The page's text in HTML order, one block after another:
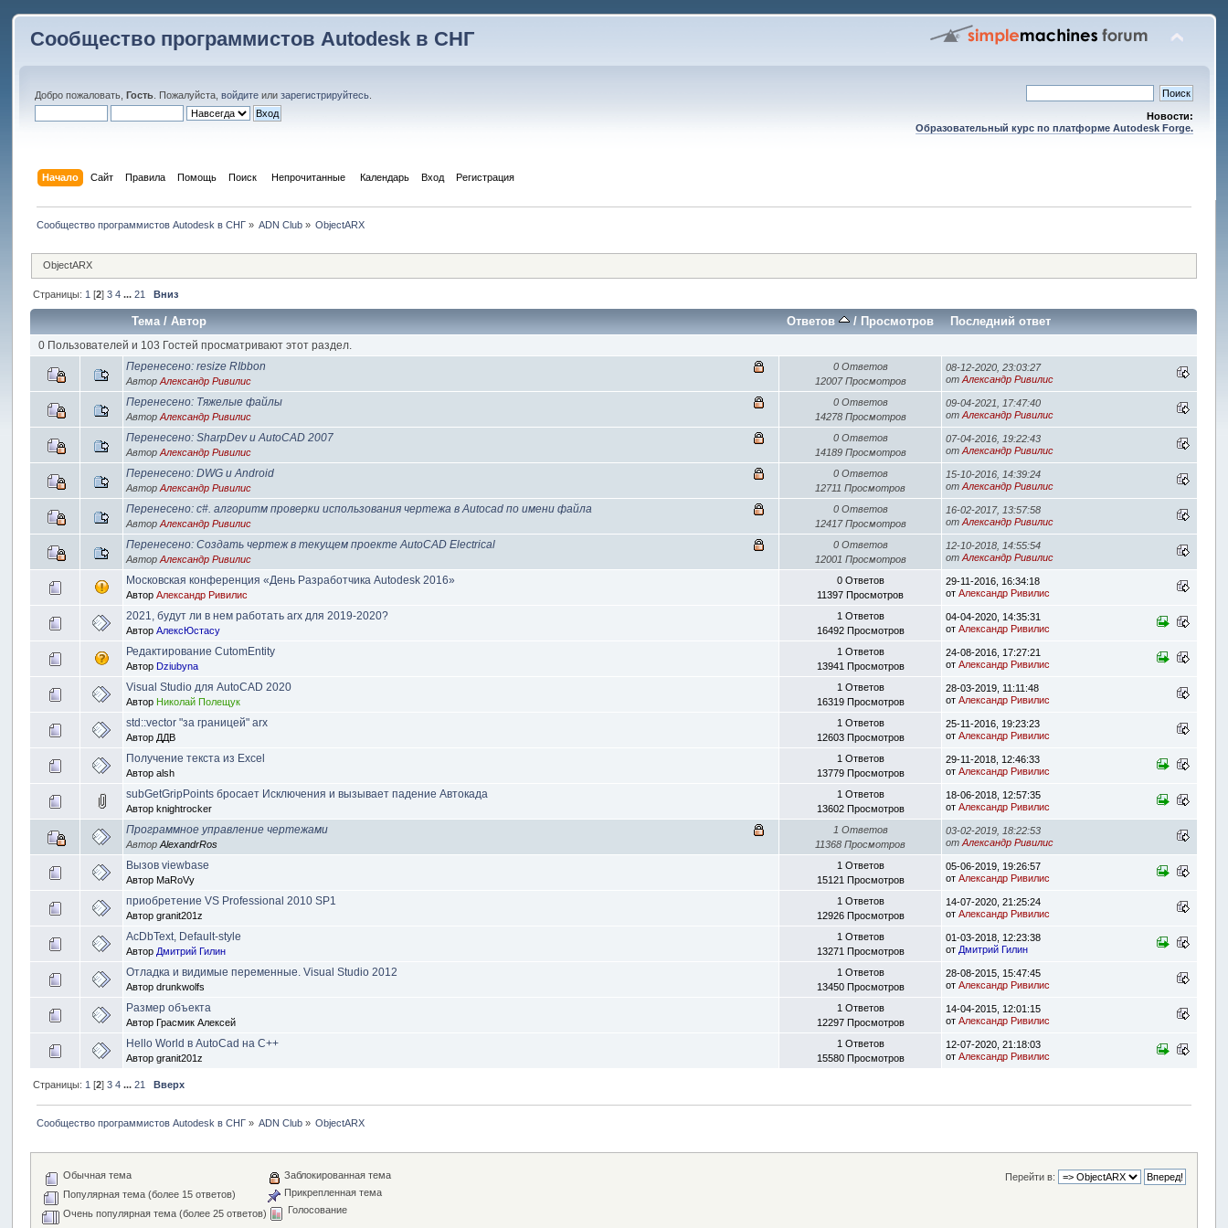
Сообщество программистов Autodesk в СНГ
Добро пожаловать,Гость . Пожалуйста,войдите илизарегистрируйтесь
Новости:
Образовательный курс по платформе Autodesk Forge.
Начало Сайт Правила Помощь Поиск Непрочитанные Календарь Вход Регистрация
Сообщество программистов Autodesk в СНГ» ADN Club » ObjectARX
ObjectARX
Страницы: 1 [2] 3 4 ... 21 Вниз
Тема/ Автор Ответов / Просмотров Последний ответ
0 Пользователей и 103 Гостей просматривают этот раздел.
Перенесено: resize RIbbon
АвторАлександр Ривилис
0 Ответов
12007 Просмотров
08-12-2020, 23:03:27
отАлександр Ривилис
Перенесено: Тяжелые файлы
АвторАлександр Ривилис
0 Ответов
14278 Просмотров
09-04-2021, 17:47:40
отАлександр Ривилис
Перенесено: SharpDev и AutoCAD 2007
АвторАлександр Ривилис
0 Ответов
14189 Просмотров
07-04-2016, 19:22:43
отАлександр Ривилис
Перенесено: DWG и Android
АвторАлександр Ривилис
0 Ответов
12711 Просмотров
15-10-2016, 14:39:24
отАлександр Ривилис
Перенесено: c#. алгоритм проверки использования чертежа в Autocad по имени файла
АвторАлександр Ривилис
0 Ответов
12417 Просмотров
16-02-2017, 13:57:58
отАлександр Ривилис
Перенесено: Создать чертеж в текущем проекте AutoCAD Electrical
АвторАлександр Ривилис
0 Ответов
12001 Просмотров
12-10-2018, 14:55:54
отАлександр Ривилис
Московская конференция «День Разработчика Autodesk 2016»
АвторАлександр Ривилис
0 Ответов
11397 Просмотров
29-11-2016, 16:34:18
отАлександр Ривилис
2021, будут ли в нем работать arx для 2019-2020?
АвторАлексЮстасу
1 Ответов
16492 Просмотров
04-04-2020, 14:35:31
отАлександр Ривилис
Редактирование CutomEntity
Автор Dziubyna
1 Ответов
13941 Просмотров
24-08-2016, 17:27:21
отАлександр Ривилис
Visual Studio для AutoCAD 2020
АвторНиколай Полещук
1 Ответов
16319 Просмотров
28-03-2019, 11:11:48
отАлександр Ривилис
std::vector "за границей" arx
Автор ДДВ
1 Ответов
12603 Просмотров
25-11-2016, 19:23:23
отАлександр Ривилис
Получение текста из Excel
Авторalsh
1 Ответов
13779 Просмотров
29-11-2018, 12:46:33
отАлександр Ривилис
subGetGripPoints бросает Исключения и вызывает падение Автокада
Авторknightrocker
1 Ответов
13602 Просмотров
18-06-2018, 12:57:35
отАлександр Ривилис
Программное управление чертежами
АвторAlexandrRos
1 Ответов
11368 Просмотров
03-02-2019, 18:22:53
отАлександр Ривилис
Вызов viewbase
АвторMaRoVy
1 Ответов
15121 Просмотров
05-06-2019, 19:26:57
отАлександр Ривилис
приобретение VS Professional 2010 SP1
Авторgranit201z
1 Ответов
12926 Просмотров
14-07-2020, 21:25:24
отАлександр Ривилис
AcDbText, Default-style
Автор Дмитрий Гилин
1 Ответов
13271 Просмотров
01-03-2018, 12:23:38
от Дмитрий Гилин
Отладка и видимые переменные. Visual Studio 2012
Авторdrunkwolfs
1 Ответов
13450 Просмотров
28-08-2015, 15:47:45
отАлександр Ривилис
Размер объекта
АвторГрасмик Алексей
1 Ответов
12297 Просмотров
14-04-2015, 12:01:15
отАлександр Ривилис
Hello World в AutoCad на C++
Авторgranit201z
1 Ответов
15580 Просмотров
12-07-2020, 21:18:03
отАлександр Ривилис
Страницы: 1 [2] 3 4 ... 21 Вверх
Сообщество программистов Autodesk в СНГ» ADN Club » ObjectARX
Перейти в:
Обычная тема
Популярная тема (более 15 ответов)
Очень популярная тема (более 25 ответов)
Заблокированная тема
Прикрепленная тема
Голосование